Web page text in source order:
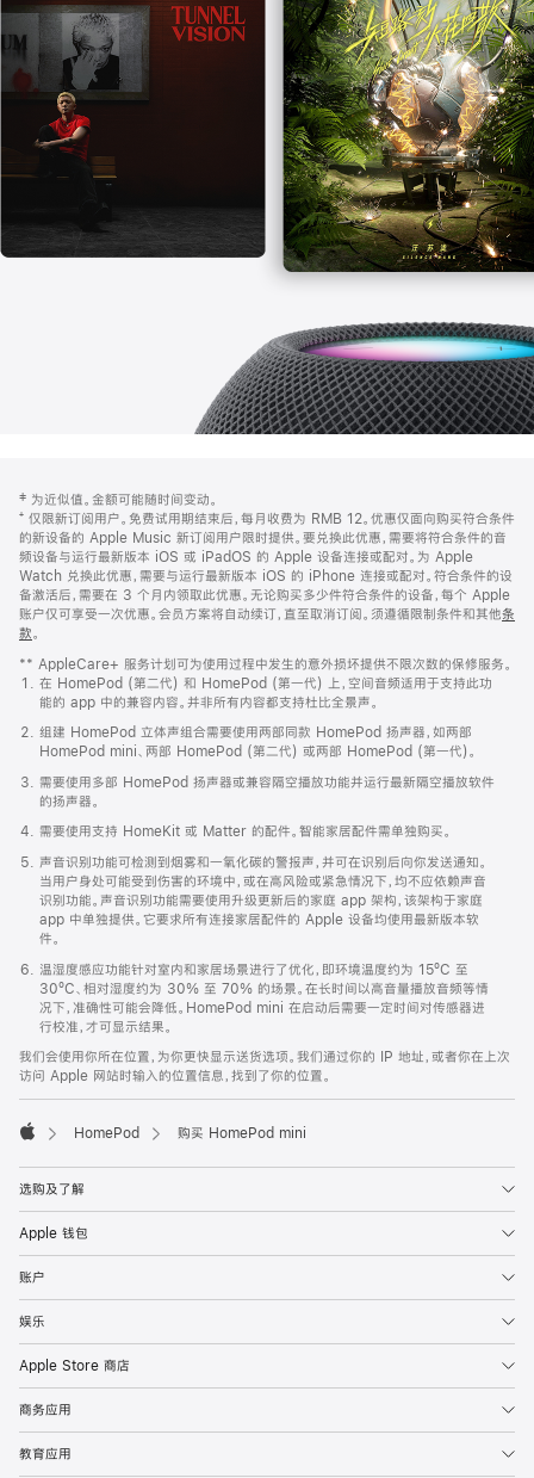
中
打
开)
页
页
脚
注
‡ 为近似值。金额可能随时间变动。
⁺ 仅限新订阅用户。免费试用期结束后，每月收费为 RMB 12。优惠仅面向购买符合条件
的新设备的 Apple Music 新订阅用户限时提供。要兑换此优惠，需要将符合条件的音
频设备与运行最新版本 iOS 或 iPadOS 的 Apple 设备连接或配对。为 Apple
Watch 兑换此优惠，需要与运行最新版本 iOS 的 iPhone 连接或配对。符合条件的设
备激活后，需要在 3 个月内领取此优惠。无论购买多少件符合条件的设备，每个 Apple
账户仅可享受一次优惠。会员方案将自动续订，直至取消订阅。须遵循限制条件和其他条
款。
窗
口
中
打
开)
** AppleCare+ 服务计划可为使用过程中发生的意外损坏提供不限次数的保修服务。
在 HomePod (第二代) 和 HomePod (第一代) 上，空间音频适用于支持此功
能的 app 中的兼容内容。并非所有内容都支持杜比全景声。
组建 HomePod 立体声组合需要使用两部同款 HomePod 扬声器，如两部
HomePod mini、两部 HomePod (第二代) 或两部 HomePod (第一代)。
需要使用多部 HomePod 扬声器或兼容隔空播放功能并运行最新隔空播放软件
的扬声器。
需要使用支持 HomeKit 或 Matter 的配件。智能家居配件需单独购买。
声音识别功能可检测到烟雾和一氧化碳的警报声，并可在识别后向你发送通知。
当用户身处可能受到伤害的环境中，或在高风险或紧急情况下，均不应依赖声音
识别功能。声音识别功能需要使用升级更新后的家庭 app 架构，该架构于家庭
app 中单独提供。它要求所有连接家居配件的 Apple 设备均使用最新版本软
件。
温湿度感应功能针对室内和家居场景进行了优化，即环境温度约为 15ºC 至
30ºC、相对湿度约为 30% 至 70% 的场景。在长时间以高音量播放音频等情
况下，准确性可能会降低。HomePod mini 在启动后需要一定时间对传感器进
行校准，才可显示结果。
我们会使用你所在位置，为你更快显示送货选项。我们通过你的 IP 地址，或者你在上次
访问 Apple 网站时输入的位置信息，找到了你的位置。
HomePod 购买 HomePod mini
选购及了解
Apple 钱包
账户
娱乐
Apple Store 商店
商务应用
教育应用